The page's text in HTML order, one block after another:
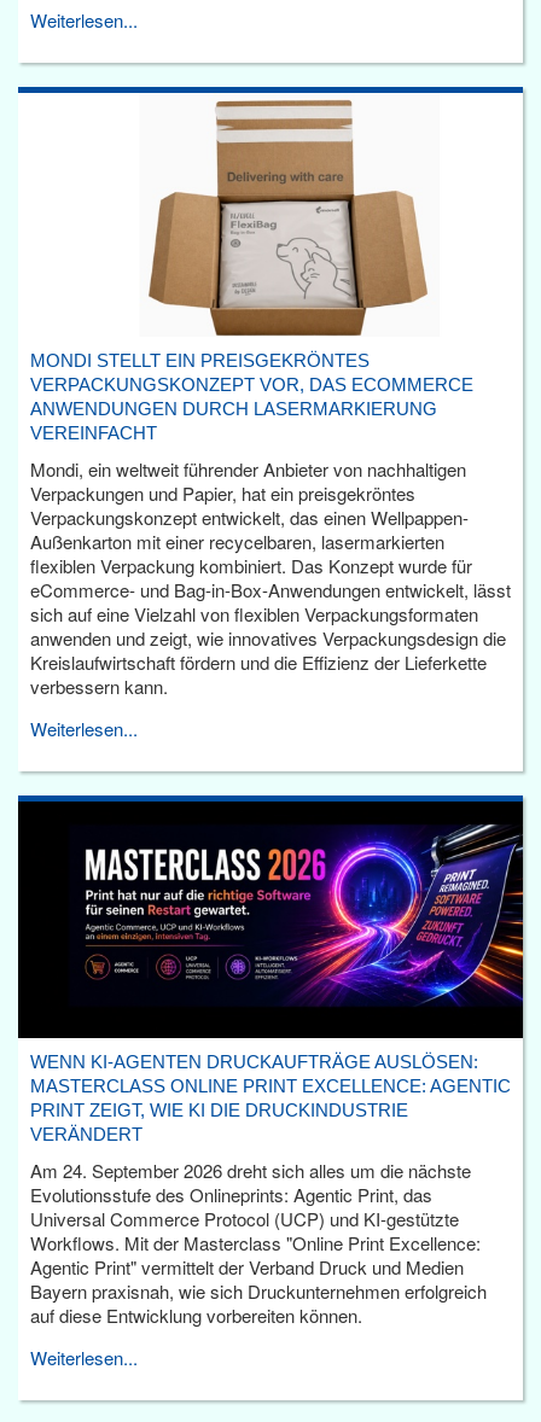
Weiterlesen...
MONDI STELLT EIN PREISGEKRÖNTES
VERPACKUNGSKONZEPT VOR, DAS ECOMMERCE
ANWENDUNGEN DURCH LASERMARKIERUNG
VEREINFACHT
Mondi, ein weltweit führender Anbieter von nachhaltigen
Verpackungen und Papier, hat ein preisgekröntes
Verpackungskonzept entwickelt, das einen Wellpappen-
Außenkarton mit einer recycelbaren, lasermarkierten
flexiblen Verpackung kombiniert. Das Konzept wurde für
eCommerce- und Bag-in-Box-Anwendungen entwickelt, lässt
sich auf eine Vielzahl von flexiblen Verpackungsformaten
anwenden und zeigt, wie innovatives Verpackungsdesign die
Kreislaufwirtschaft fördern und die Effizienz der Lieferkette
verbessern kann.
Weiterlesen...
WENN KI-AGENTEN DRUCKAUFTRÄGE AUSLÖSEN:
MASTERCLASS ONLINE PRINT EXCELLENCE: AGENTIC
PRINT ZEIGT, WIE KI DIE DRUCKINDUSTRIE
VERÄNDERT
Am 24. September 2026 dreht sich alles um die nächste
Evolutionsstufe des Onlineprints: Agentic Print, das
Universal Commerce Protocol (UCP) und KI-gestützte
Workflows. Mit der Masterclass "Online Print Excellence:
Agentic Print" vermittelt der Verband Druck und Medien
Bayern praxisnah, wie sich Druckunternehmen erfolgreich
auf diese Entwicklung vorbereiten können.
Weiterlesen...